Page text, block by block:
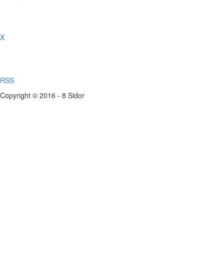
X
RSS
Copyright © 2016 - 8 Sidor